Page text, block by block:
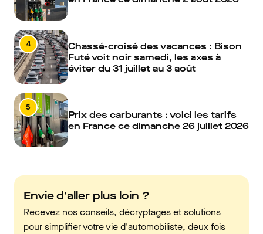
4
Chassé-croisé des vacances : Bison
Futé voit noir samedi, les axes à
éviter du 31 juillet au 3 août
5
Prix des carburants : voici les tarifs
en France ce dimanche 26 juillet 2026
Envie d'aller plus loin ?
Recevez nos conseils, décryptages et solutions
pour simplifier votre vie d'automobiliste, deux fois